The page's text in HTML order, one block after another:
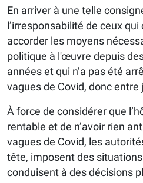
En arriver à une telle
l’irresponsabilité de ceux
accorder les moyens
politique à l'œuvre depuis
années et qui n’a pas été
vagues de Covid, donc entre
À force de considérer que
rentable et de n’avoir rien
vagues de Covid, les
tête, imposent des
conduisent à des décisions